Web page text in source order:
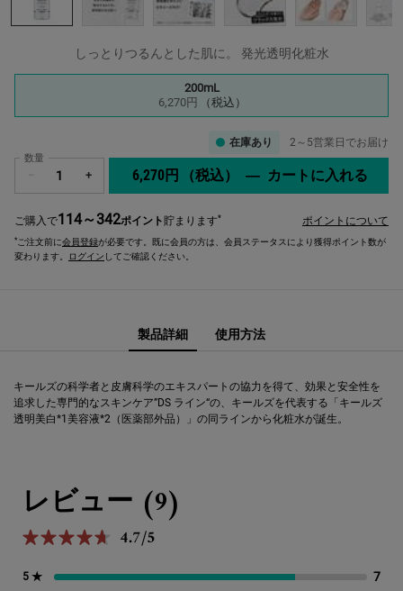
しっとりつるんとした肌に。 発光透明化粧水
200mL
6,270円
（税込）
在庫あり 2～5営業日でお届け
数量
+ 6,270円 （税込） ― カートに入れる
ご購入で114～342ポイント貯まります* ポイントについて
*ご注文前に会員登録が必要です。既に会員の方は、会員ステータスにより獲得ポイント数が
変わります。
ログイン してご確認ください。
製品詳細 使用方法
キールズの科学者と皮膚科学のエキスパートの協力を得て、効果と安全性を
追求した専門的なスキンケア”DS ライン“の、キールズを代表する「キールズ
透明美白*1美容液*2（医薬部外品）」の同ラインから化粧水が誕生。
レビュー (9)
5星中4.7。 4.7/5
5 ★ 7